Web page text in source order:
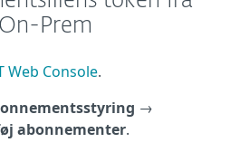
On-Prem
Web Console.
→
abonnementer.